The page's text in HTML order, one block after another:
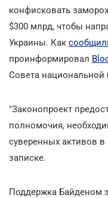
конфисковать
$300 млрд, чтобы
Украины. Как
проинформировал
Совета национальной
"Законопроект
полномочия,
суверенных активов в
записке.
Поддержка Байденом